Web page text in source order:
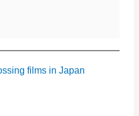
films in Japan